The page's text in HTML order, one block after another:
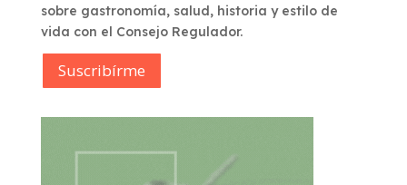
sobre gastronomía, salud, historia y estilo de
vida con el Consejo Regulador.
Suscribírme